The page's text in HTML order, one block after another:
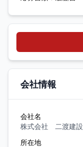
会社情報
会社名
株式会社 二渡建設
所在地